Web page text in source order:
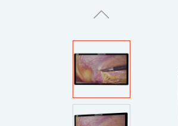
智能显示解决方案
诊断医用显示器
手术医用显示器
临床医用显示器
会诊医用大屏